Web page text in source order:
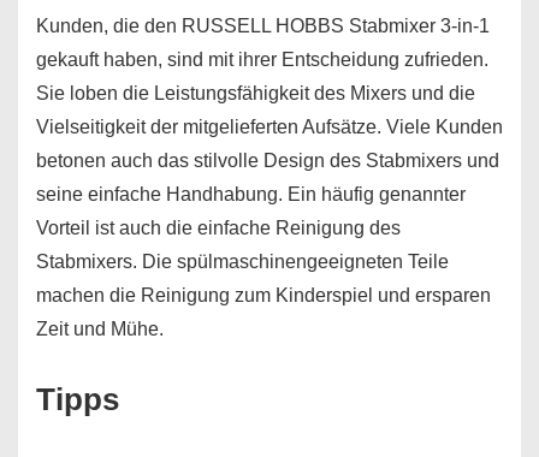
Kunden, die den RUSSELL HOBBS Stabmixer 3-in-1
gekauft haben, sind mit ihrer Entscheidung zufrieden.
Sie loben die Leistungsfähigkeit des Mixers und die
Vielseitigkeit der mitgelieferten Aufsätze. Viele Kunden
betonen auch das stilvolle Design des Stabmixers und
seine einfache Handhabung. Ein häufig genannter
Vorteil ist auch die einfache Reinigung des
Stabmixers. Die spülmaschinengeeigneten Teile
machen die Reinigung zum Kinderspiel und ersparen
Zeit und Mühe.
Tipps